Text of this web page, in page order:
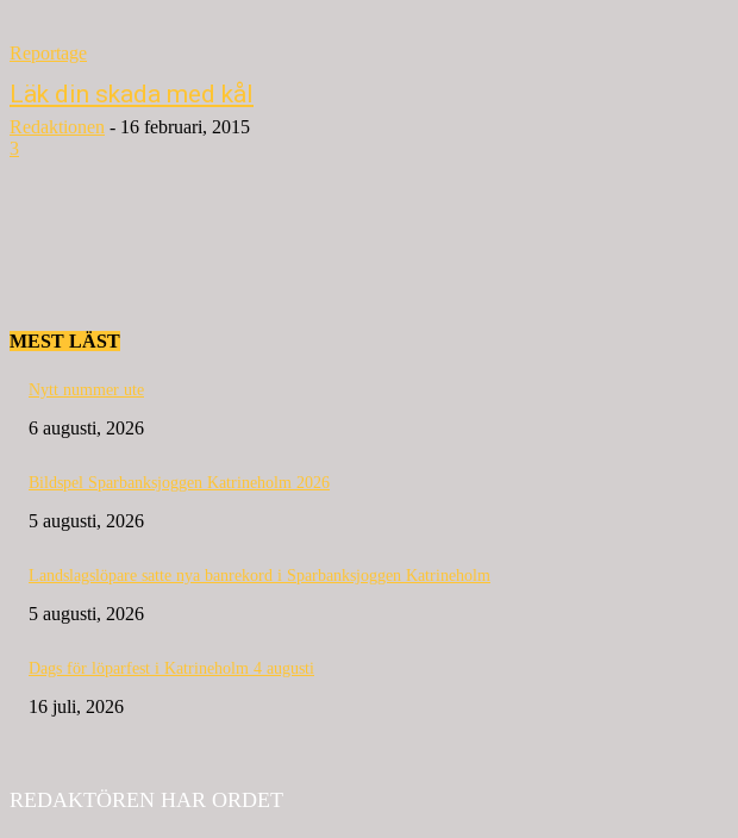
Reportage
Läk din skada med kål
Redaktionen - 16 februari, 2015
3
MEST LÄST
Nytt nummer ute
6 augusti, 2026
Bildspel Sparbanksjoggen Katrineholm 2026
5 augusti, 2026
Landslagslöpare satte nya banrekord i Sparbanksjoggen Katrineholm
5 augusti, 2026
Dags för löparfest i Katrineholm 4 augusti
16 juli, 2026
REDAKTÖREN HAR ORDET